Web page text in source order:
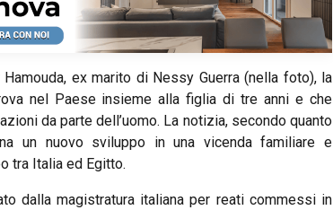
ex marito di Nessy Guerra (nella foto), la
nel Paese insieme alla figlia di tre anni e che
da parte dell’uomo. La notizia, secondo quanto
un nuovo sviluppo in una vicenda familiare e
tra Italia ed Egitto.
dalla magistratura italiana per reati commessi in